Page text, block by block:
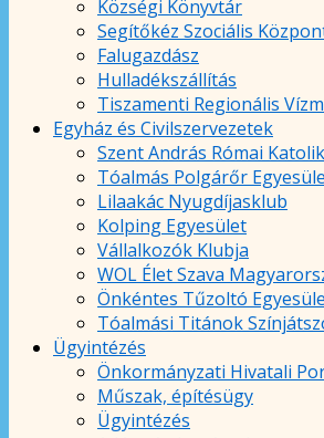
Községi Könyvtár
Segítőkéz Szociális
Falugazdász
Hulladékszállítás
Tiszamenti Regionális
Egyház és Civilszervezetek
Szent András Római
Tóalmás Polgárőr
Lilaakác Nyugdíjasklub
Kolping Egyesület
Vállalkozók Klubja
WOL Élet Szava
Önkéntes Tűzoltó
Tóalmási Titánok
Ügyintézés
Önkormányzati Hivatali
Műszak, építésügy
Ügyintézés